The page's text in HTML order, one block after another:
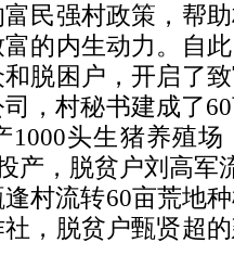
民强村政策，帮
的内生动力。自
脱困户，开启了
，村秘书建成了
1000头生猪养殖
产，脱贫户刘高军
村流转60亩荒地
，脱贫户甄贤超